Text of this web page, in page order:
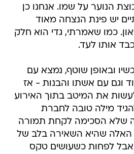
הנוער על שמו. אנחנו כן
יש פינת הנצחה מאוד
כמו שאמרתי, גדי הוא חלק
אותו לעד.
ובאופן שוטף, נמצא עם
וגם עם אשתו והבנות - אז
את המיטב בתוך האירוע
מילה טובה לחברת
שלא הסכימה לקחת תמורה
האלה שהיא השאירה בלב של
אבל לפחות כשעושים טקס